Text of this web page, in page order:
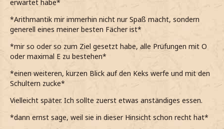
erwartet habe*
*Arithmantik mir immerhin nicht nur Spaß macht, sondern
generell eines meiner besten Fächer ist*
*mir so oder so zum Ziel gesetzt habe, alle Prüfungen mit O
oder maximal E zu bestehen*
*einen weiteren, kurzen Blick auf den Keks werfe und mit den
Schultern zucke*
Vielleicht später. Ich sollte zuerst etwas anständiges essen.
*dann ernst sage, weil sie in dieser Hinsicht schon recht hat*